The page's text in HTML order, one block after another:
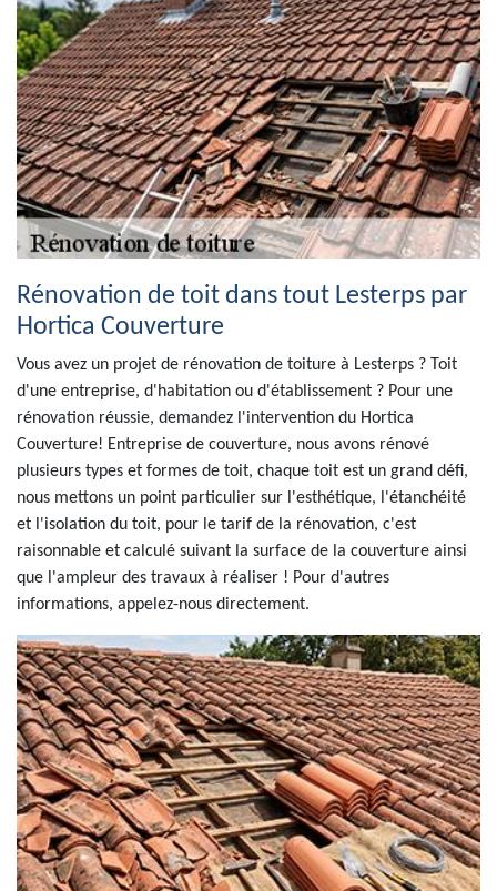
Rénovation de toit dans tout Lesterps par
Hortica Couverture
Vous avez un projet de rénovation de toiture à Lesterps ? Toit
d'une entreprise, d'habitation ou d'établissement ? Pour une
rénovation réussie, demandez l'intervention du Hortica
Couverture! Entreprise de couverture, nous avons rénové
plusieurs types et formes de toit, chaque toit est un grand défi,
nous mettons un point particulier sur l'esthétique, l'étanchéité
et l'isolation du toit, pour le tarif de la rénovation, c'est
raisonnable et calculé suivant la surface de la couverture ainsi
que l'ampleur des travaux à réaliser ! Pour d'autres
informations, appelez-nous directement.